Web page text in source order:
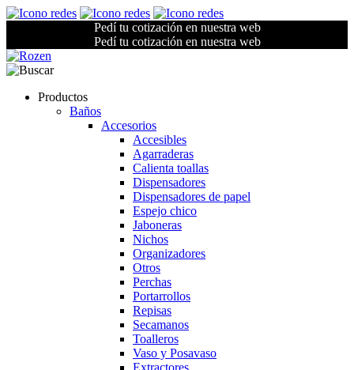
Pedí tu cotización en nuestra web
Pedí tu cotización en nuestra web
Productos
Baños
Accesorios
Accesibles
Agarraderas
Calienta toallas
Dispensadores
Dispensadores de papel
Espejo chico
Jaboneras
Nichos
Organizadores
Otros
Perchas
Portarrollos
Repisas
Secamanos
Toalleros
Vaso y Posavaso
Extractores